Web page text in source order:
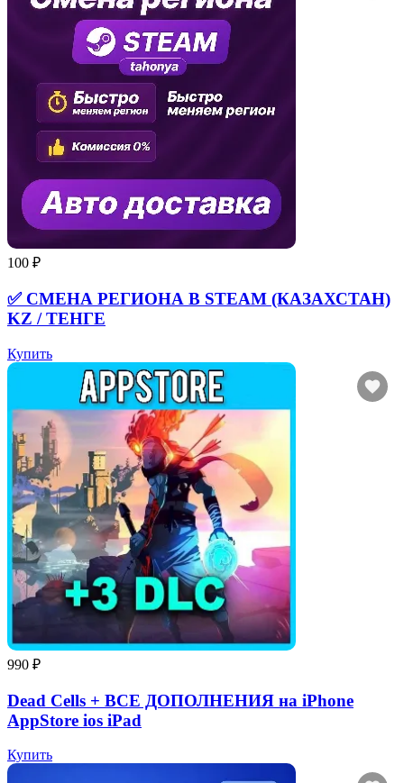
100 ₽
✅ СМЕНА РЕГИОНА В STEAM (КАЗАХСТАН)
KZ / ТЕНГЕ
Купить
990 ₽
Dead Cells + ВСЕ ДОПОЛНЕНИЯ на iPhone
AppStore ios iPad
Купить